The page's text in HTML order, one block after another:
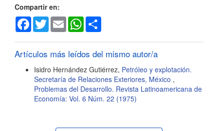
Detalles
del
artículo
Compartir en:
Facebook
TwitterEmail WhatsApp
Artículos más leídos del mismo autor/a
Isidro Hernández Gutiérrez, Petróleo y explotación.
Secretaría de Relaciones Exteriores, México ,
Problemas del Desarrollo. Revista Latinoamericana de
Economía: Vol. 6 Núm. 22 (1975)